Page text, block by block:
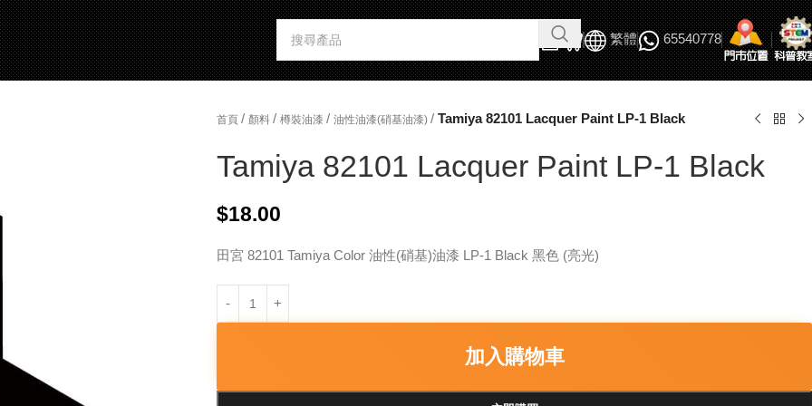
繁體 65540778
首頁 / 顏料 / 樽裝油漆 / 油性油漆(硝基油漆) / Tamiya 82101 Lacquer Paint LP-1 Black
Tamiya 82101 Lacquer Paint LP-1 Black
$18.00
田宮 82101 Tamiya Color 油性(硝基)油漆 LP-1 Black 黑色 (亮光)
加入購物車